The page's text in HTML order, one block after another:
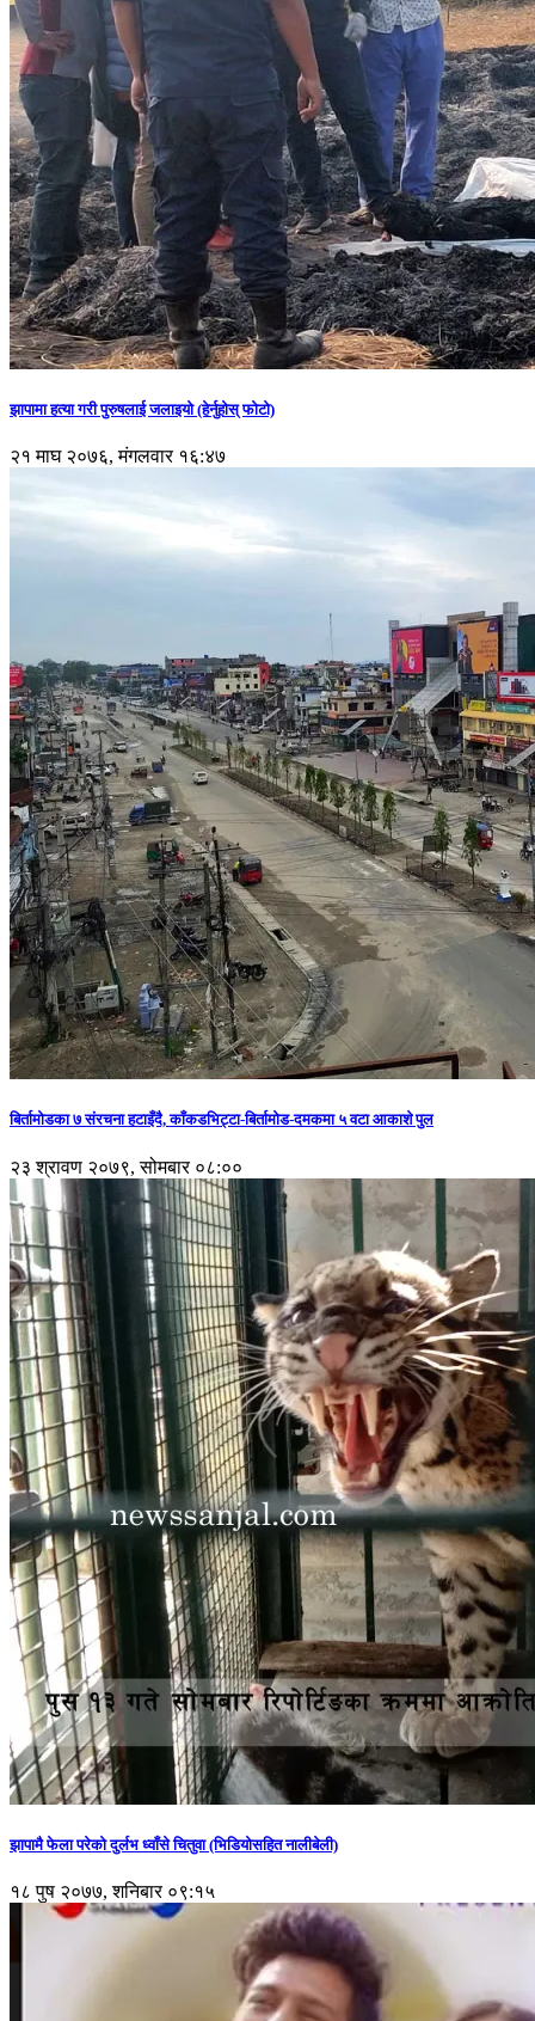
झापामा हत्या गरी पुरुषलाई जलाइयो (हेर्नुहाेस् फाेटाे)
२१ माघ २०७६, मंगलवार १६:४७
बिर्तामोडका ७ संरचना हटाइँदै, काँकडभिट्टा-बिर्तामोड-दमकमा ५ वटा आकाशे पुल
२३ श्रावण २०७९, सोमबार ०८:००
झापामै फेला परेको दुर्लभ ध्वाँसे चितुवा (भिडियोसहित नालीबेली)
१८ पुष २०७७, शनिबार ०९:१५